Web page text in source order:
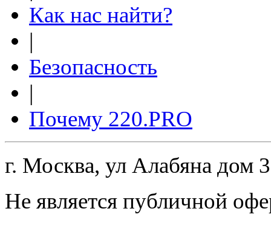
Как нас найти?
|
Безопасность
|
Почему 220.PRO
г. Москва, ул Алабяна дом
Не является публичной